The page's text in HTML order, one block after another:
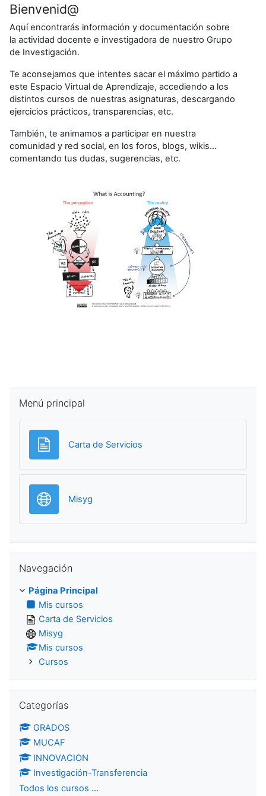
Bienvenid@
Aquí encontrarás información y documentación sobre
la actividad docente e investigadora de nuestro Grupo
de Investigación.
Te aconsejamos que intentes sacar el máximo partido a
este Espacio Virtual de Aprendizaje, accediendo a los
distintos cursos de nuestras asignaturas, descargando
ejercicios prácticos, transparencias, etc.
También, te animamos a participar en nuestra
comunidad y red social, en los foros, blogs, wikis...
comentando tus dudas, sugerencias, etc.
Menú principal
Carta de Servicios
Misyg
Navegación
Página Principal
Mis cursos
Carta de Servicios
Misyg
Mis cursos
Cursos
Categorías
GRADOS
MUCAF
INNOVACION
Investigación-Transferencia
Todos los cursos ...